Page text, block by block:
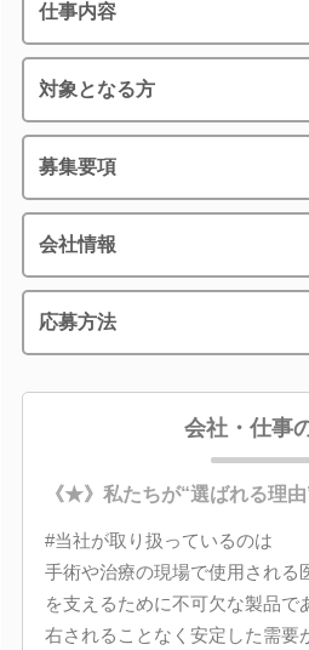
仕事内容
対象となる方
募集要項
会社情報
応募方法
会社・仕事
《★》私たちが“選ばれる理由
#当社が取り扱っているのは
手術や治療の現場で使用される
を支えるために不可欠な製品で
右されることなく安定した需要